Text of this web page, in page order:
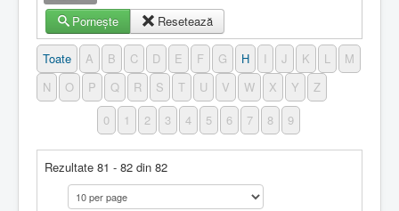
Pornește Resetează
Toate A B C D E F G H I J K L
M
N
O P Q R S T U V W X Y
Z
0
1 2 3 4 5 6 7 8 9
Rezultate 81 - 82 din 82